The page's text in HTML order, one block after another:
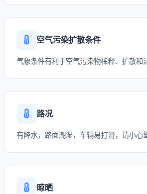
空气污染扩散条件
气象条件有利于空气污染物稀释、扩散和
路况
有降水，路面潮湿，车辆易打滑，请小心
晾晒